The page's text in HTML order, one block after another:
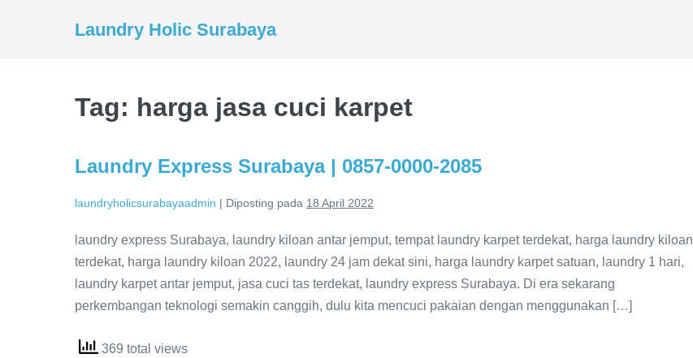
Laundry Holic Surabaya
Tag: harga jasa cuci karpet
Laundry Express Surabaya | 0857-0000-2085
laundryholicsurabayaadmin | Diposting pada 18 April 2022
laundry express Surabaya, laundry kiloan antar jemput, tempat laundry karpet terdekat, harga laundry kiloan
terdekat, harga laundry kiloan 2022, laundry 24 jam dekat sini, harga laundry karpet satuan, laundry 1 hari,
laundry karpet antar jemput, jasa cuci tas terdekat, laundry express Surabaya. Di era sekarang
perkembangan teknologi semakin canggih, dulu kita mencuci pakaian dengan menggunakan […]
369 total views